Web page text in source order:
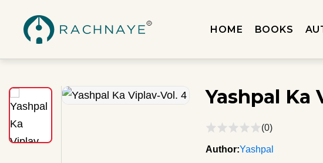
HOME BOOKS
Yashpal Ka
(0)
Author:Yashpal